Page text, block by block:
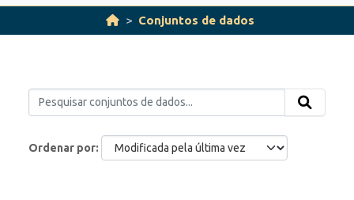
Conjuntos de dados
Ordenar por